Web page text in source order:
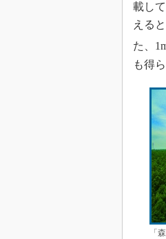
載し
える
た、
も得
「